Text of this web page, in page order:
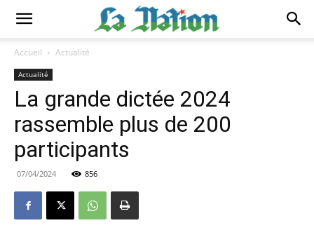
Accueil Actualité
Actualité
La grande dictée 2024
rassemble plus de 200
participants
07/04/2024 856